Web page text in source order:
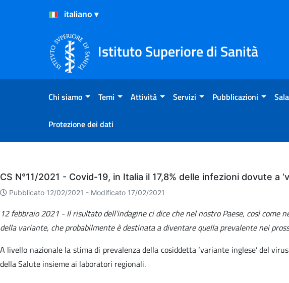
Salta al Contenuto
Salta al Footer
Istituto Superiore di Sanità
Chi siamo Temi Attività Servizi Pubblicazioni
Protezione dei dati
Eventi
CS N°11/2021 - Covid-19, in Italia il 17,8% delle infezioni dovute a
Pubblicato 12/02/2021 - Modificato 17/02/2021
12 febbraio 2021 - Il risultato dell’indagine ci dice che nel nostro Paese, così come
della variante, che probabilmente è destinata a diventare quella prevalente nei
A livello nazionale la stima di prevalenza della cosiddetta ‘variante inglese’ del
della Salute insieme ai laboratori regionali.